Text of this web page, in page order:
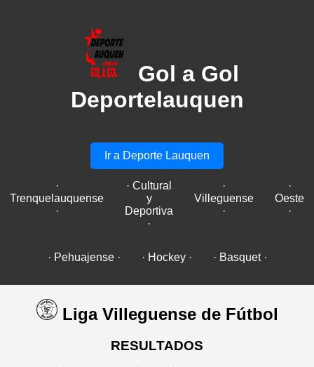
Gol a Gol
Deportelauquen
Ir a Deporte Lauquen
·
Trenquelauquense
·
· Cultural
y
Deportiva
·
·
Villeguense
·
·
Oeste
·
· Pehuajense · · Hockey · · Basquet ·
Liga Villeguense de Fútbol
RESULTADOS